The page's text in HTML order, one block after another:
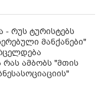
- რუს ტურისტებს
მანქანები"
ამბობს "მთის